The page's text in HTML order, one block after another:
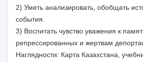
2) Уметь анализировать, обобщать
события.
3) Воспитать чувство уважения к
репрессированных и жертвам
Наглядности: Карта Казахстана,